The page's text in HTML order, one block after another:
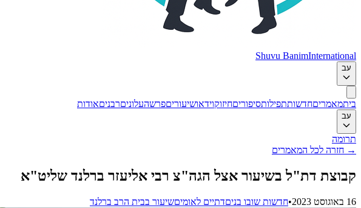
Shuvu BanimInternational
עב
ביתמאמריםחדשותתפילותסיפוריםחיזוקוידאושיעוריםפרשהעלוניםרבניםאודות
עב
תרומה
→ חזרה לכל המאמרים
קבוצת דת"ל בשיעור אצל הגה"צ רבי אליעזר ברלנד שליט"א
16 באוגוסט 2023 •חדשות שובו בניםדתיים לאומיםשיעור בבית הרב ברלנד